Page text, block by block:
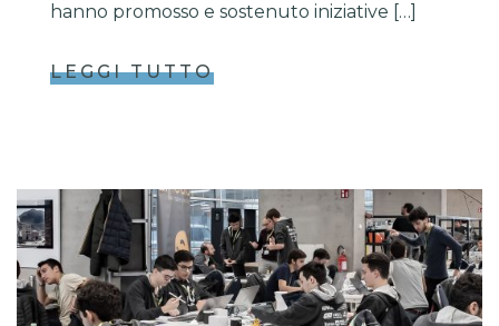
hanno promosso e sostenuto iniziative […]
LEGGI TUTTO